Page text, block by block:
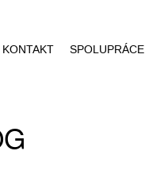
KONTAKT SPOLUPRÁCE